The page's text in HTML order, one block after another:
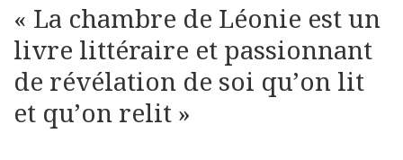
« La chambre de Léonie est un
livre littéraire et passionnant
de révélation de soi qu’on lit
et qu’on relit »